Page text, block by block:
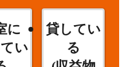
に
い
貸してい
る